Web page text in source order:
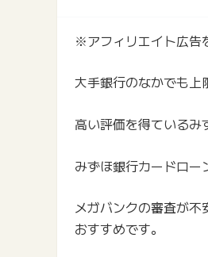
※アフィリエイト広告
大手銀行のなかでも上
高い評価を得ているみ
みずほ銀行カードロー
メガバンクの審査が不
おすすめです。